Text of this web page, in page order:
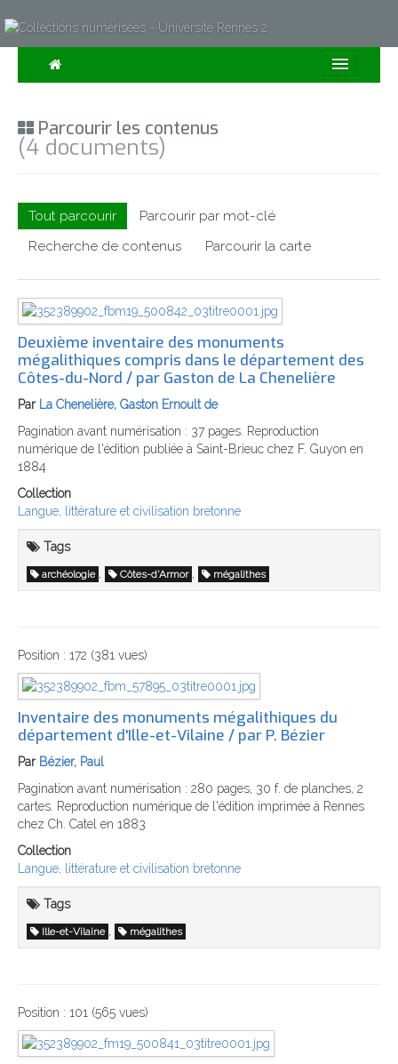
Collections
Expositions
À propos
Recherche avancée
Parcourir les contenus
(4 documents)
Tout parcourir
Parcourir par mot-clé
Recherche de contenus
Parcourir la carte
Deuxième inventaire des monuments
mégalithiques compris dans le département des
Côtes-du-Nord / par Gaston de La Chenelière
Par La Chenelière, Gaston Ernoult de
Pagination avant numérisation : 37 pages. Reproduction
numérique de l'édition publiée à Saint-Brieuc chez F. Guyon en
1884
Collection
Langue, littérature et civilisation bretonne
Tags
archéologie , Côtes-d'Armor , mégalithes
Position : 172 (381 vues)
Inventaire des monuments mégalithiques du
département d'Ille-et-Vilaine / par P. Bézier
Par Bézier, Paul
Pagination avant numérisation : 280 pages, 30 f. de planches, 2
cartes. Reproduction numérique de l'édition imprimée à Rennes
chez Ch. Catel en 1883
Collection
Langue, littérature et civilisation bretonne
Tags
Ille-et-Vilaine , mégalithes
Position : 101 (565 vues)